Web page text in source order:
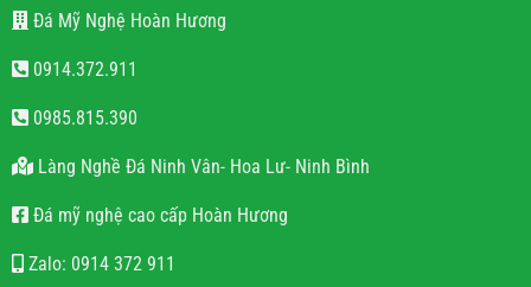
Đá Mỹ Nghệ Hoàn Hương
0914.372.911
0985.815.390
Làng Nghề Đá Ninh Vân- Hoa Lư- Ninh Bình
Đá mỹ nghệ cao cấp Hoàn Hương
Zalo: 0914 372 911